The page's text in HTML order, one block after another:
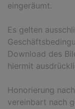
eingeräumt.
Es gelten
Download des
hiermit
Honorierung
vereinbart nach